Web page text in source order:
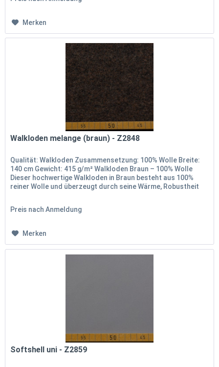
Merken
Walkloden melange (braun) - Z2848
Qualität: Walkloden Zusammensetzung: 100% Wolle Breite:
140 cm Gewicht: 415 g/m² Walkloden Braun – 100% Wolle
Dieser hochwertige Walkloden in Braun besteht aus 100%
reiner Wolle und überzeugt durch seine Wärme, Robustheit
Preis nach Anmeldung
Merken
Softshell uni - Z2859